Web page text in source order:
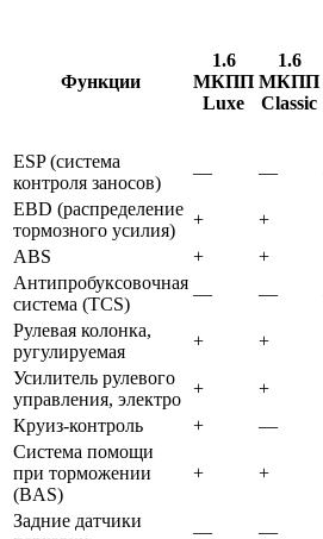
Функции
1.6
МКПП
Luxe
1.6
МКПП
Classic
ESP (система
контроля заносов)
— —
EBD (распределение
тормозного усилия)
+ +
ABS
+ +
Антипробуксовочная
система (TCS)
— —
Рулевая колонка,
ругулируемая
+ +
Усилитель рулевого
управления, электро
+ +
Круиз-контроль
+ —
Система помощи
при торможении
(BAS)
+ +
Задние датчики
— —